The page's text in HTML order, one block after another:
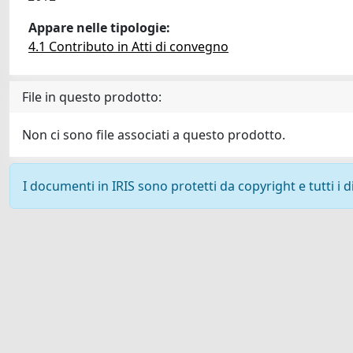
Appare nelle tipologie:
4.1 Contributo in Atti di convegno
File in questo prodotto:
Non ci sono file associati a questo prodotto.
I documenti in IRIS sono protetti da copyright e tutti i